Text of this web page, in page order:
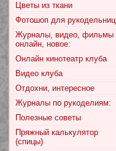
Цветы из ткани
Фотошоп для рукодельниц
Журналы, видео, фильмы
онлайн, новое:
Онлайн кинотеатр клуба
Видео клуба
Отдохни, интересное
Журналы по рукоделиям:
Полезные советы
Пряжный калькулятор
(спицы)